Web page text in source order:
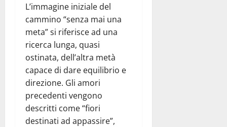
L’immagine iniziale del
cammino “senza mai una
meta” si riferisce ad una
ricerca lunga, quasi
ostinata, dell’altra metà
capace di dare equilibrio e
direzione. Gli amori
precedenti vengono
descritti come “fiori
destinati ad appassire”,